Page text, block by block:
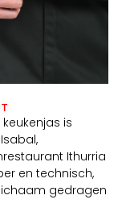
keukenjas is
Ithurria
en technisch,
gedragen